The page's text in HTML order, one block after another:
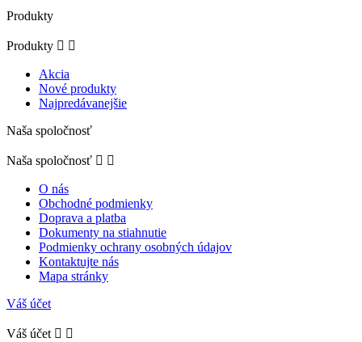
Produkty
Produkty  
Akcia
Nové produkty
Najpredávanejšie
Naša spoločnosť
Naša spoločnosť  
O nás
Obchodné podmienky
Doprava a platba
Dokumenty na stiahnutie
Podmienky ochrany osobných údajov
Kontaktujte nás
Mapa stránky
Váš účet
Váš účet  